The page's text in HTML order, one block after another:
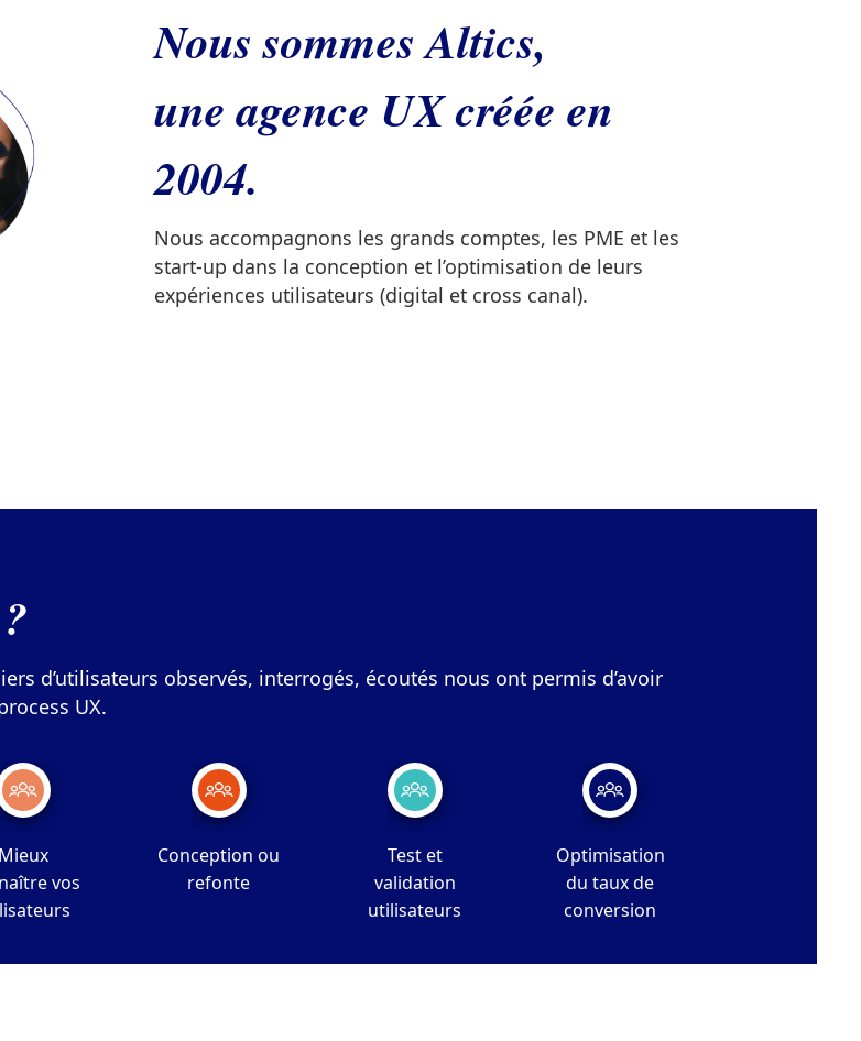
Nous sommes Altics,
une agence UX créée en
2004.
Nous accompagnons les grands comptes, les PME et les
start-up dans la conception et l’optimisation de leurs
expériences utilisateurs (digital et cross canal).
d’utilisateurs observés, interrogés, écoutés nous ont permis d’avoir
UX.
Mieux
vos
Conception ou
refonte
Test et
validation
utilisateurs
Optimisation
du taux de
conversion